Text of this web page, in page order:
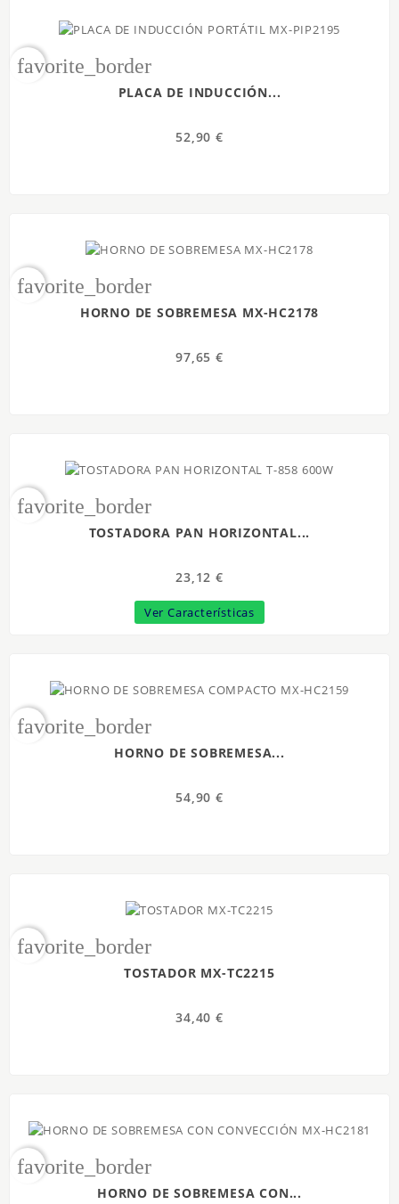
favorite_border
PLACA DE INDUCCIÓN...
52,90 €
favorite_border
HORNO DE SOBREMESA MX-HC2178
97,65 €
favorite_border
TOSTADORA PAN HORIZONTAL...
23,12 €
Ver Características
favorite_border
HORNO DE SOBREMESA...
54,90 €
favorite_border
TOSTADOR MX-TC2215
34,40 €
favorite_border
HORNO DE SOBREMESA CON...